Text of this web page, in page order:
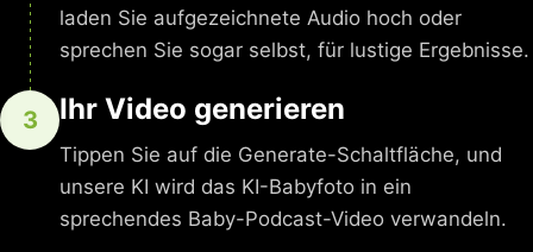
laden Sie aufgezeichnete Audio hoch oder
sprechen Sie sogar selbst, für lustige Ergebnisse.
3 Ihr Video generieren
Tippen Sie auf die Generate-Schaltfläche, und
unsere KI wird das KI-Babyfoto in ein
sprechendes Baby-Podcast-Video verwandeln.